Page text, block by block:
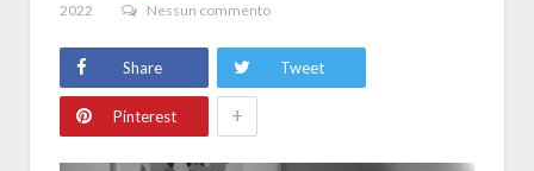
2022 Nessun commento
Share Tweet
Pinterest +